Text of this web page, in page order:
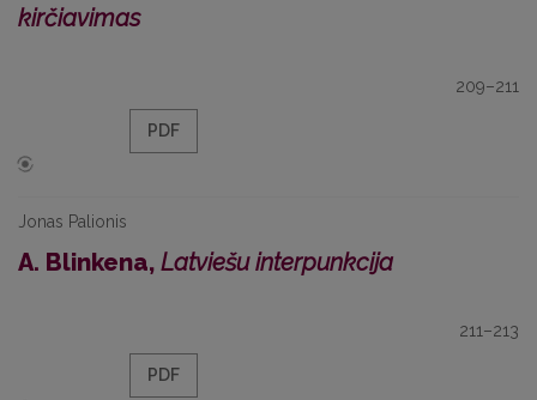
kirčiavimas
209–211
PDF
Jonas Palionis
A. Blinkena, Latviešu interpunkcija
211–213
PDF